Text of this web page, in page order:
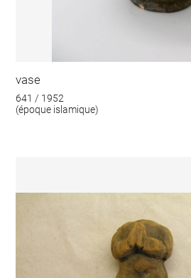
vase
641 / 1952
(époque islamique)